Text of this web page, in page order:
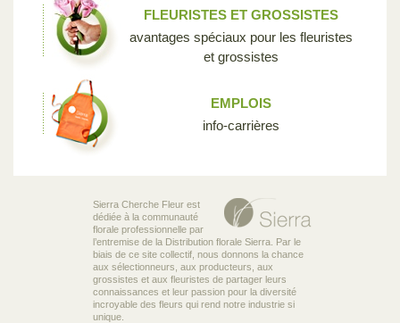
FLEURISTES ET GROSSISTES
avantages spéciaux pour les fleuristes
et grossistes
EMPLOIS
info-carrières
Sierra Cherche Fleur est
dédiée à la communauté
florale professionnelle par
l’entremise de la Distribution florale Sierra. Par le
biais de ce site collectif, nous donnons la chance
aux sélectionneurs, aux producteurs, aux
grossistes et aux fleuristes de partager leurs
connaissances et leur passion pour la diversité
incroyable des fleurs qui rend notre industrie si
unique.